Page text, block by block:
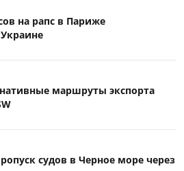
на рапс в Париже
маршруты экспорта
судов в Черное море через